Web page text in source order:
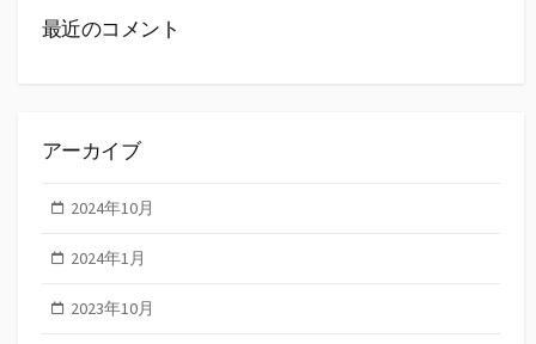
最近のコメント
アーカイブ
2024年10月
2024年1月
2023年10月